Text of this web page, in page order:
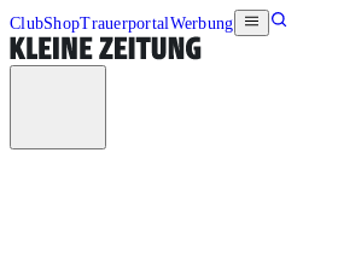
ClubShopTrauerportalWerbung